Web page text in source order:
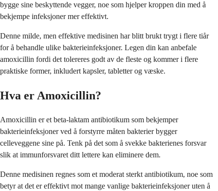
bygge sine beskyttende vegger, noe som hjelper kroppen din med å
bekjempe infeksjoner mer effektivt.
Denne milde, men effektive medisinen har blitt brukt trygt i flere tiår
for å behandle ulike bakterieinfeksjoner. Legen din kan anbefale
amoxicillin fordi det tolereres godt av de fleste og kommer i flere
praktiske former, inkludert kapsler, tabletter og væske.
Hva er Amoxicillin?
Amoxicillin er et beta-laktam antibiotikum som bekjemper
bakterieinfeksjoner ved å forstyrre måten bakterier bygger
celleveggene sine på. Tenk på det som å svekke bakterienes forsvar
slik at immunforsvaret ditt lettere kan eliminere dem.
Denne medisinen regnes som et moderat sterkt antibiotikum, noe som
betyr at det er effektivt mot mange vanlige bakterieinfeksjoner uten å